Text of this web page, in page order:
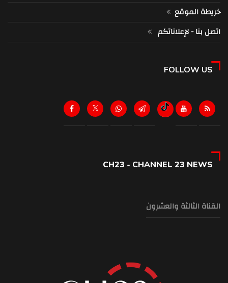
خريطة الموقع
اتصل بنا - لإعلاناتكم
FOLLOW US
CH23 - CHANNEL 23 NEWS
القناة الثالثة والعشرون